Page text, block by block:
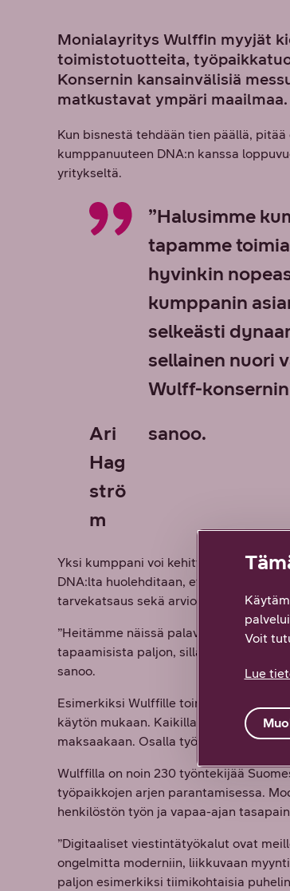
Monialayritys Wulffin myyjät
toimistotuotteita,
Konsernin kansainvälisiä
matkustavat ympäri maailmaa.
Kun bisnestä tehdään tien päällä,
kumppanuuteen DNA:n kanssa
yritykseltä.
”Halusimme
tapamme
hyvinkin
kumppanin
selkeästi
sellainen nuori
Wulff-
Ari
Hag
strö
m
sanoo.
Yksi kumppani voi kehittää toimintaa
DNA:lta huolehditaan, että kerran
tarvekatsaus sekä arvio
”Heitämme näissä palavereissa usein
tapaamisista paljon, sillä oikeasti
sanoo.
Esimerkiksi Wulffille toimitetuista
käytön mukaan. Kaikilla ei ole
maksaakaan. Osalla työntekijöistä on
Wulffilla on noin 230 työntekijää
työpaikkojen arjen parantamisessa.
henkilöstön työn ja vapaa-ajan
”Digitaaliset viestintätyökalut ovat
ongelmitta moderniin, liikkuvaan
paljon esimerkiksi tiimikohtaisia
Voit
Lue